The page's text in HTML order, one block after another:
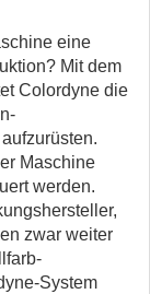
eine
Mit dem
Colordyne die
Maschine
werden.
zwar weiter
System